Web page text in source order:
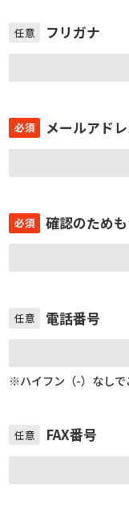
任意 フリガナ
必須 メールアド
必須 確認のため
任意 電話番号
※ハイフン（-）なしで
任意 FAX番号